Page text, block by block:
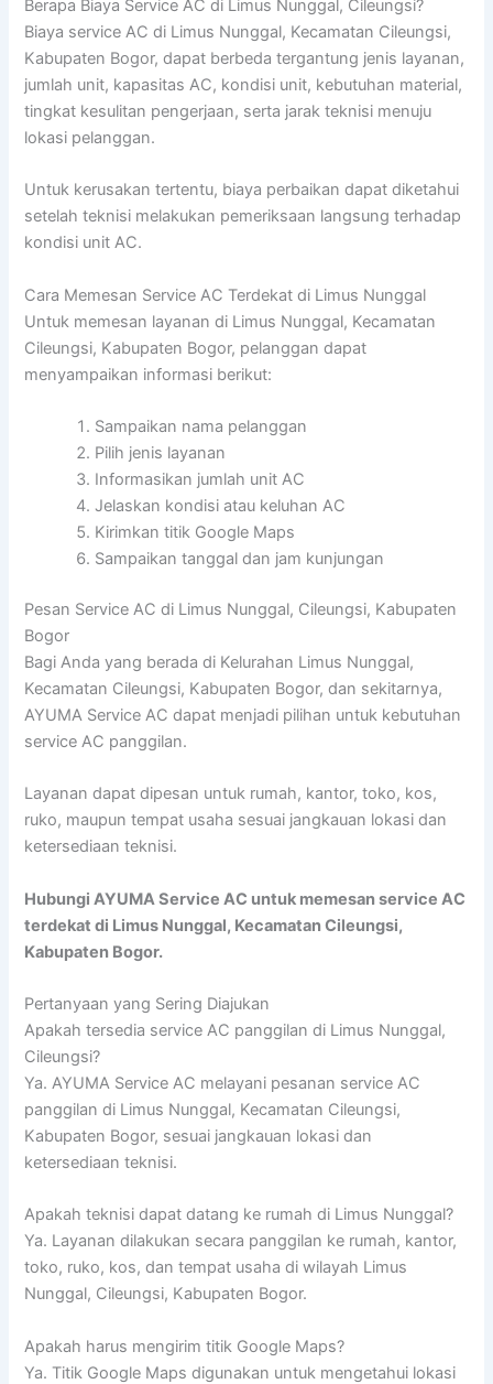
Berapa Biaya Service AC di Limus Nunggal, Cileungsi?
Biaya service AC di Limus Nunggal, Kecamatan Cileungsi,
Kabupaten Bogor, dapat berbeda tergantung jenis layanan,
jumlah unit, kapasitas AC, kondisi unit, kebutuhan material,
tingkat kesulitan pengerjaan, serta jarak teknisi menuju
lokasi pelanggan.
Untuk kerusakan tertentu, biaya perbaikan dapat diketahui
setelah teknisi melakukan pemeriksaan langsung terhadap
kondisi unit AC.
Cara Memesan Service AC Terdekat di Limus Nunggal
Untuk memesan layanan di Limus Nunggal, Kecamatan
Cileungsi, Kabupaten Bogor, pelanggan dapat
menyampaikan informasi berikut:
Sampaikan nama pelanggan
Pilih jenis layanan
Informasikan jumlah unit AC
Jelaskan kondisi atau keluhan AC
Kirimkan titik Google Maps
Sampaikan tanggal dan jam kunjungan
Pesan Service AC di Limus Nunggal, Cileungsi, Kabupaten
Bogor
Bagi Anda yang berada di Kelurahan Limus Nunggal,
Kecamatan Cileungsi, Kabupaten Bogor, dan sekitarnya,
AYUMA Service AC dapat menjadi pilihan untuk kebutuhan
service AC panggilan.
Layanan dapat dipesan untuk rumah, kantor, toko, kos,
ruko, maupun tempat usaha sesuai jangkauan lokasi dan
ketersediaan teknisi.
Hubungi AYUMA Service AC untuk memesan service AC
terdekat di Limus Nunggal, Kecamatan Cileungsi,
Kabupaten Bogor.
Pertanyaan yang Sering Diajukan
Apakah tersedia service AC panggilan di Limus Nunggal,
Cileungsi?
Ya. AYUMA Service AC melayani pesanan service AC
panggilan di Limus Nunggal, Kecamatan Cileungsi,
Kabupaten Bogor, sesuai jangkauan lokasi dan
ketersediaan teknisi.
Apakah teknisi dapat datang ke rumah di Limus Nunggal?
Ya. Layanan dilakukan secara panggilan ke rumah, kantor,
toko, ruko, kos, dan tempat usaha di wilayah Limus
Nunggal, Cileungsi, Kabupaten Bogor.
Apakah harus mengirim titik Google Maps?
Ya. Titik Google Maps digunakan untuk mengetahui lokasi